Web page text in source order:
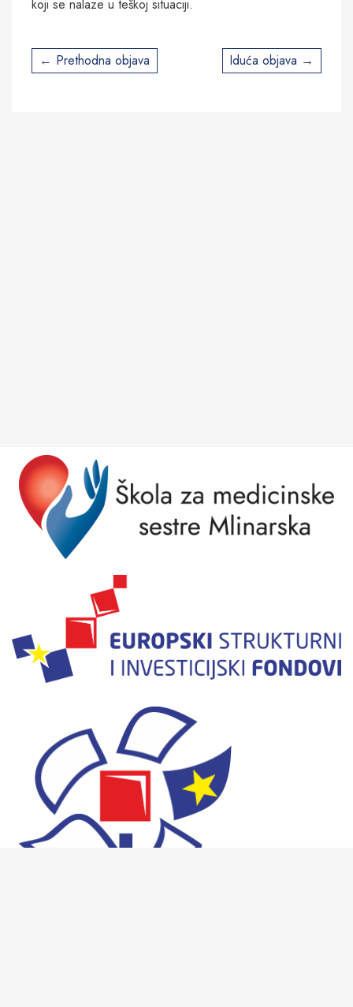
koji se nalaze u teškoj situaciji.
Post
navigation
Prethodna objava Iduća objava